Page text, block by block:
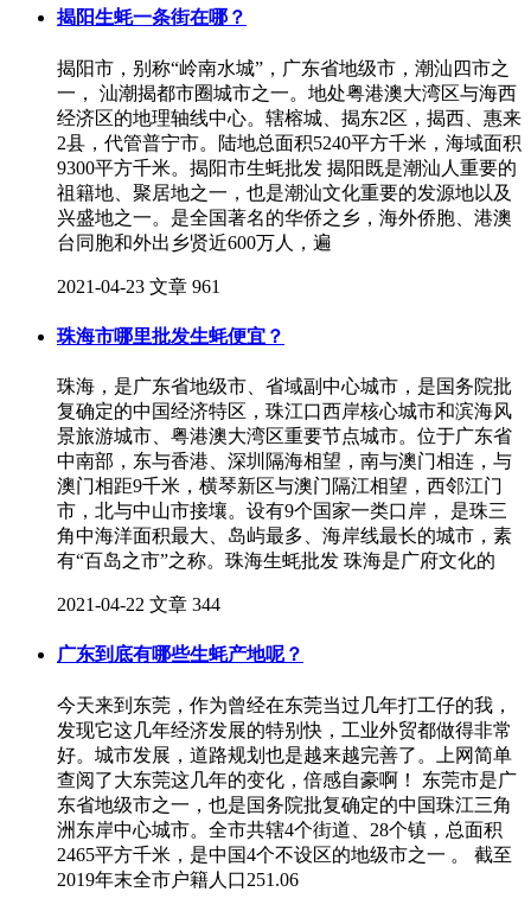
揭阳生蚝一条街在哪？
揭阳市，别称“岭南水城”，广东省地级市，潮汕四市之
一， 汕潮揭都市圈城市之一。地处粤港澳大湾区与海西
经济区的地理轴线中心。辖榕城、揭东2区，揭西、惠来
2县，代管普宁市。陆地总面积5240平方千米，海域面积
9300平方千米。揭阳市生蚝批发 揭阳既是潮汕人重要的
祖籍地、聚居地之一，也是潮汕文化重要的发源地以及
兴盛地之一。是全国著名的华侨之乡，海外侨胞、港澳
台同胞和外出乡贤近600万人，遍
2021-04-23 文章 961
珠海市哪里批发生蚝便宜？
珠海，是广东省地级市、省域副中心城市，是国务院批
复确定的中国经济特区，珠江口西岸核心城市和滨海风
景旅游城市、粤港澳大湾区重要节点城市。位于广东省
中南部，东与香港、深圳隔海相望，南与澳门相连，与
澳门相距9千米，横琴新区与澳门隔江相望，西邻江门
市，北与中山市接壤。设有9个国家一类口岸， 是珠三
角中海洋面积最大、岛屿最多、海岸线最长的城市，素
有“百岛之市”之称。珠海生蚝批发 珠海是广府文化的
2021-04-22 文章 344
广东到底有哪些生蚝产地呢？
今天来到东莞，作为曾经在东莞当过几年打工仔的我，
发现它这几年经济发展的特别快，工业外贸都做得非常
好。城市发展，道路规划也是越来越完善了。上网简单
查阅了大东莞这几年的变化，倍感自豪啊！ 东莞市是广
东省地级市之一，也是国务院批复确定的中国珠江三角
洲东岸中心城市。全市共辖4个街道、28个镇，总面积
2465平方千米，是中国4个不设区的地级市之一 。 截至
2019年末全市户籍人口251.06